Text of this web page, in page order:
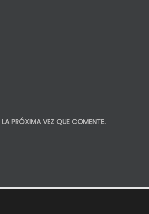
PRÓXIMA VEZ QUE COMENTE.